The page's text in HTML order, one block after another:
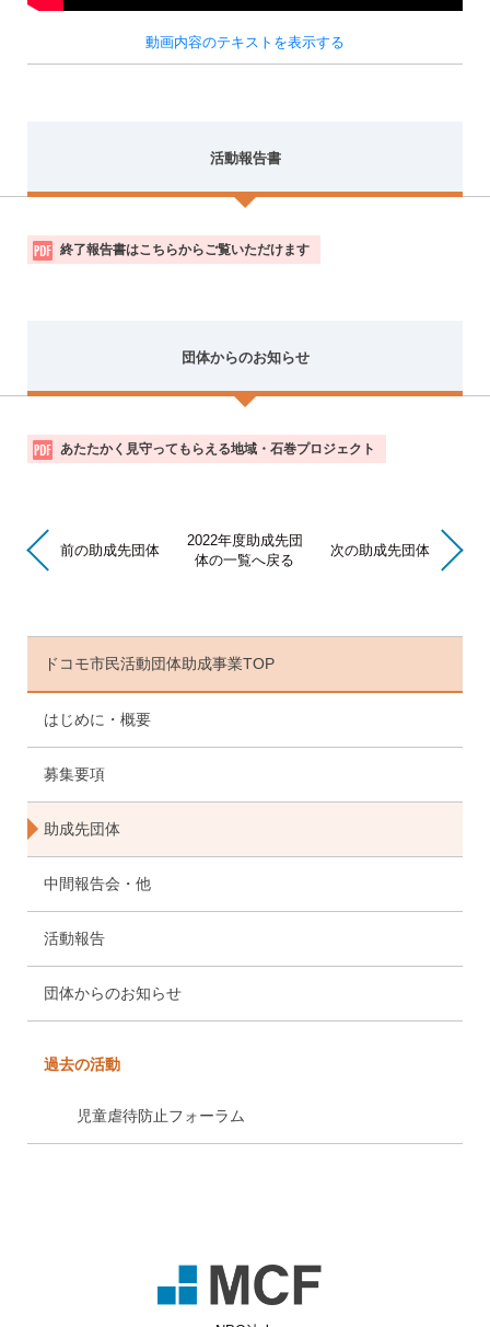
動画内容のテキストを表示する
活動報告書
活
動
終了報告書はこちらからご覧いただけます
団体からのお知らせ
団
体
お
知
あたたかく見守ってもらえる地域・石巻プロジェクト
前の助成先団体
2022年度助成先団
体の一覧へ戻る
次の助成先団体
ドコモ市民活動団体助成事業TOP
はじめに・概要
募集要項
助成先団体
中間報告会・他
活動報告
団体からのお知らせ
過去の活動
児童虐待防止フォーラム